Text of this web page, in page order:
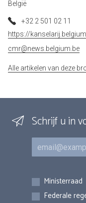
België
+32 2 501 02 11
https://
cmr@news.belgium.be
Alle artikelen van deze
Schrijf u in
E-mail
Inschrijvingen
Ministerraad
Federale